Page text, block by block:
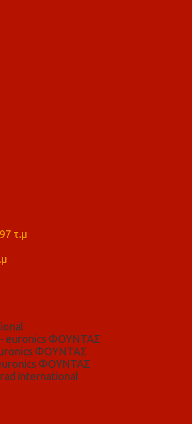
τ.μ
- euronics ΦΟΥΝΤΑΣ
ΦΟΥΝΤΑΣ
ΦΟΥΝΤΑΣ
international